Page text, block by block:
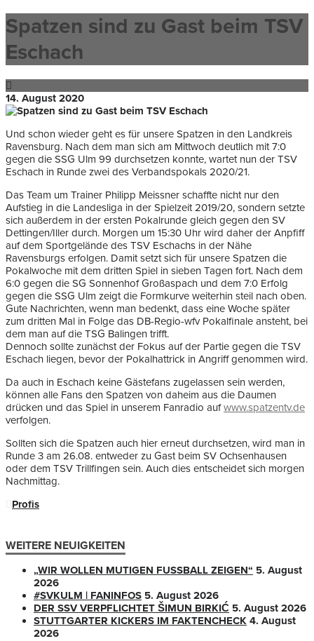
Spatzen sind zu Gast beim TSV
Eschach
14. August 2020
Und schon wieder geht es für unsere Spatzen in den Landkreis
Ravensburg. Nach dem man sich am Mittwoch deutlich mit 7:0
gegen die SSG Ulm 99 durchsetzen konnte, wartet nun der TSV
Eschach in Runde zwei des Verbandspokals 2020/21.
Das Team um Trainer Philipp Meissner schaffte nicht nur den
Aufstieg in die Landesliga in der Spielzeit 2019/20, sondern setzte
sich außerdem in der ersten Pokalrunde gleich gegen den SV
Dettingen/Iller durch. Morgen um 15:30 Uhr wird daher der Anpfiff
auf dem Sportgelände des TSV Eschachs in der Nähe
Ravensburgs erfolgen. Damit setzt sich für unsere Spatzen die
Pokalwoche mit dem dritten Spiel in sieben Tagen fort. Nach dem
6:0 gegen die SG Sonnenhof Großaspach und dem 7:0 Erfolg
gegen die SSG Ulm zeigt die Formkurve weiterhin steil nach oben.
Gute Nachrichten, wenn man bedenkt, dass eine Woche später
zum dritten Mal in Folge das DB-Regio-wfv Pokalfinale ansteht, bei
dem man auf die TSG Balingen trifft.
Dennoch sollte zunächst der Fokus auf der Partie gegen die TSV
Eschach liegen, bevor der Pokalhattrick in Angriff genommen wird.
Da auch in Eschach keine Gästefans zugelassen sein werden,
können alle Fans den Spatzen von daheim aus die Daumen
drücken und das Spiel in unserem Fanradio aufwww.spatzentv.de
verfolgen.
Sollten sich die Spatzen auch hier erneut durchsetzen, wird man in
Runde 3 am 26.08. entweder zu Gast beim SV Ochsenhausen
oder dem TSV Trillfingen sein. Auch dies entscheidet sich morgen
Nachmittag.
Profis
WEITERE NEUIGKEITEN
„WIR WOLLEN MUTIGEN FUSSBALL ZEIGEN“
5. August
2026
#SVKULM | FANINFOS 5. August 2026
DER SSV VERPFLICHTET ŠIMUN BIRKIĆ 5. August 2026
STUTTGARTER KICKERS IM FAKTENCHECK 4. August
2026